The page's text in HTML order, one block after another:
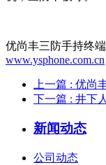
优尚丰三防手持终
www.ysphone.com.cn
上一篇 : 优尚
下一篇 : 井下
新闻动态
公司动态